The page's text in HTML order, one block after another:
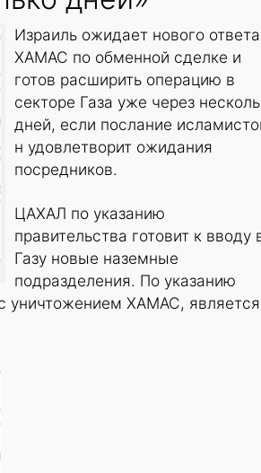
Израиль ожидает нового ответа
ХАМАС по обменной сделке и
готов расширить операцию в
секторе Газа уже через
дней, если послание
н удовлетворит ожидания
посредников.
ЦАХАЛ по указанию
правительства готовит к вводу
Газу новые наземные
подразделения. По указанию
уничтожением ХАМАС, является